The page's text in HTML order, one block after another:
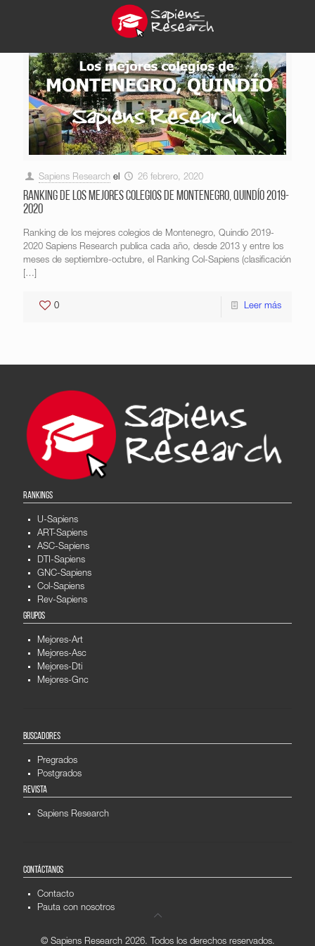
Sapiens Research el 26 febrero, 2020
Ranking de los mejores colegios de Montenegro, Quindío 2019-
2020
Ranking de los mejores colegios de Montenegro, Quindío 2019-
2020 Sapiens Research publica cada año, desde 2013 y entre los
meses de septiembre-octubre, el Ranking Col-Sapiens (clasificación
[…]
0 Leer más
RANKINGS
U-Sapiens
ART-Sapiens
ASC-Sapiens
DTI-Sapiens
GNC-Sapiens
Col-Sapiens
Rev-Sapiens
GRUPOS
Mejores-Art
Mejores-Asc
Mejores-Dti
Mejores-Gnc
BUSCADORES
Pregrados
Postgrados
REVISTA
Sapiens Research
CONTÁCTANOS
Contacto
Pauta con nosotros
© Sapiens Research 2026. Todos los derechos reservados.